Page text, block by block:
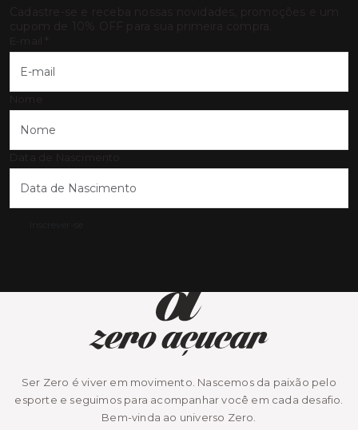
Ser Zero é viver em movimento. Nascemos da paixão pelo
esporte e seguimos para acompanhar você em cada desafio.
Bem-vinda ao universo Zero.